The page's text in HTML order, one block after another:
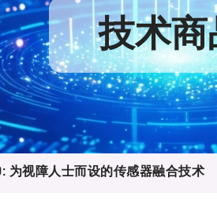
构
构
问
告
登记
目
划
惠
发项目计划书
料库
心
导
心
入 技术商
为视障人士而设的传感器融合技术